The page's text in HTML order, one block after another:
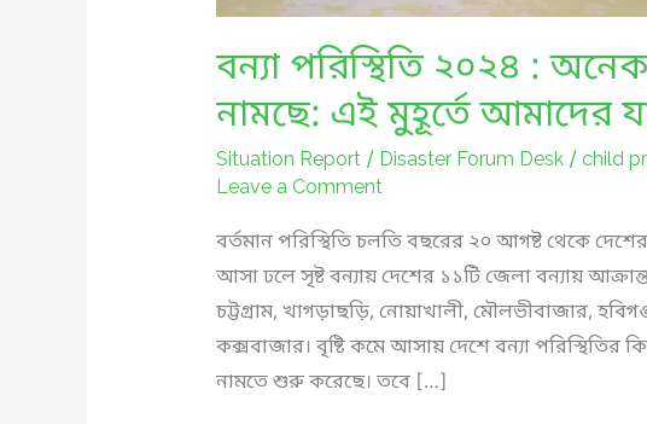
বন্যা পরিস্থিতি ২০২৪ :
নামছে: এই মুহূর্তে আমাদের
Situation Report/ Disaster Forum Desk / child
Leave a Comment
বর্তমান পরিস্থিতি চলতি বছরের ২০ আগষ্ট থেকে
আসা ঢলে সৃষ্ট বন্যায় দেশের ১১টি জেলা বন্যায়
চট্টগ্রাম, খাগড়াছড়ি, নোয়াখালী, মৌলভীবাজার,
কক্সবাজার। বৃষ্টি কমে আসায় দেশে বন্যা পরিস্থিতির
নামতে শুরু করেছে। তবে […]